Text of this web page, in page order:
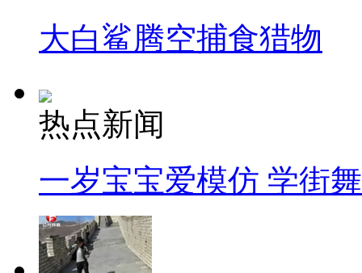
大白鲨腾空捕食猎物
热点新闻
一岁宝宝爱模仿 学街